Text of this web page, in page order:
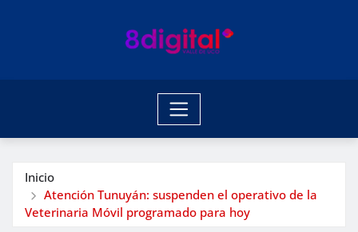
Inicio
Atención Tunuyán: suspenden el operativo de la
Veterinaria Móvil programado para hoy